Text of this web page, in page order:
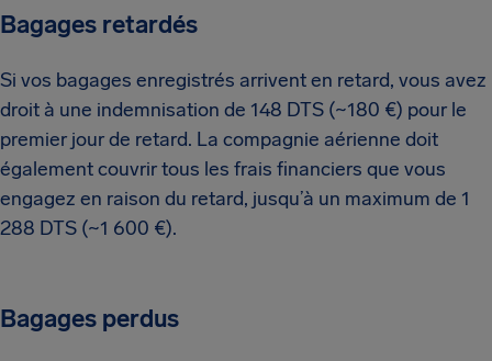
Bagages retardés
Si vos bagages enregistrés arrivent en retard, vous avez
droit à une indemnisation de 148 DTS (~180 €) pour le
premier jour de retard. La compagnie aérienne doit
également couvrir tous les frais financiers que vous
engagez en raison du retard, jusqu’à un maximum de 1
288 DTS (~1 600 €).
Bagages perdus